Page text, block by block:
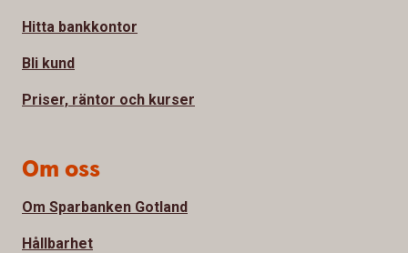
Hitta bankkontor
Bli kund
Priser, räntor och kurser
Om oss
Om Sparbanken Gotland
Hållbarhet